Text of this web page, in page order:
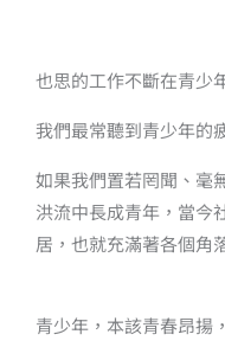
也思的工作不斷在青少
我們最常聽到青少年的
如果我們置若罔聞、毫
洪流中長成青年，當今
居，也就充滿著各個角
青少年，本該青春昂揚